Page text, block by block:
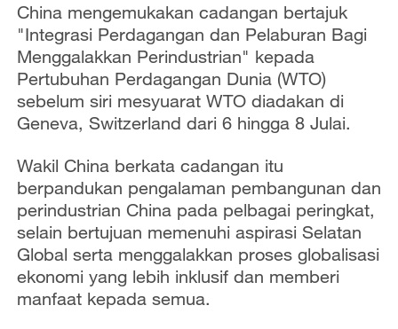
China mengemukakan cadangan bertajuk
"Integrasi Perdagangan dan Pelaburan Bagi
Menggalakkan Perindustrian" kepada
Pertubuhan Perdagangan Dunia (WTO)
sebelum siri mesyuarat WTO diadakan di
Geneva, Switzerland dari 6 hingga 8 Julai.
Wakil China berkata cadangan itu
berpandukan pengalaman pembangunan dan
perindustrian China pada pelbagai peringkat,
selain bertujuan memenuhi aspirasi Selatan
Global serta menggalakkan proses globalisasi
ekonomi yang lebih inklusif dan memberi
manfaat kepada semua.